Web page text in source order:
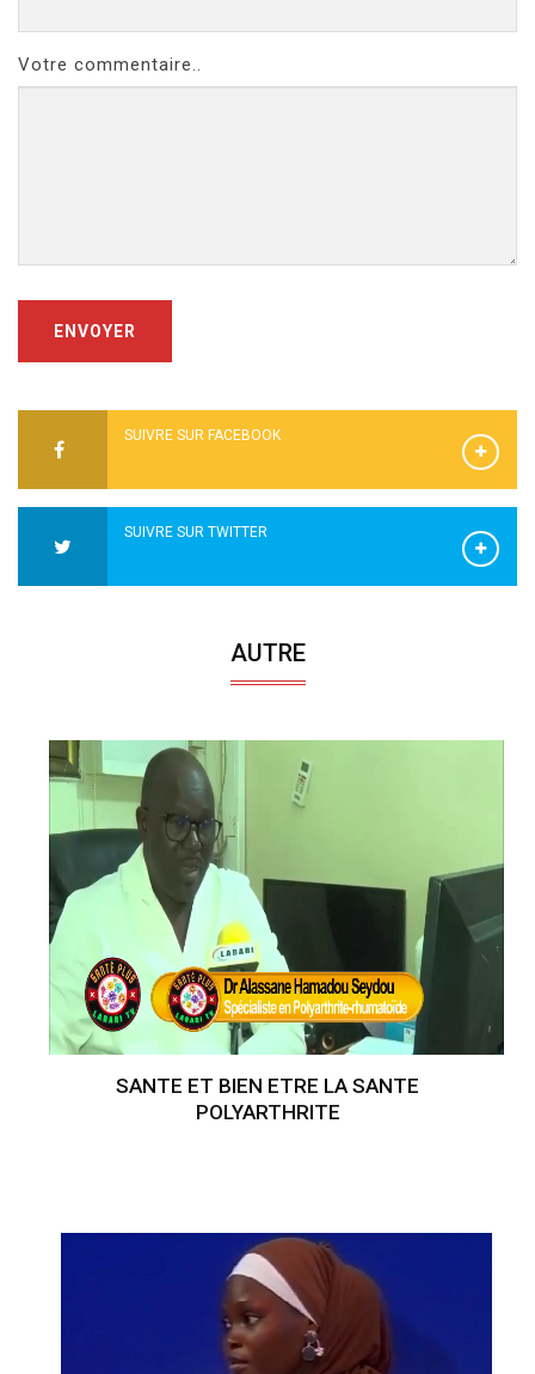
Votre commentaire..
ENVOYER
SUIVRE SUR FACEBOOK
SUIVRE SUR TWITTER
AUTRE
SANTE ET BIEN ETRE LA SANTE
POLYARTHRITE